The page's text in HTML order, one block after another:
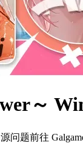
～
问题前往